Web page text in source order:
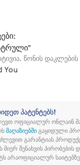
წონის
You
პატენტებს!
ოფიციალურ ონლაინ
მაღაზიებშიგაყიდული
გარანტიას
მიერ შენახვის პირობების
საიტებზე